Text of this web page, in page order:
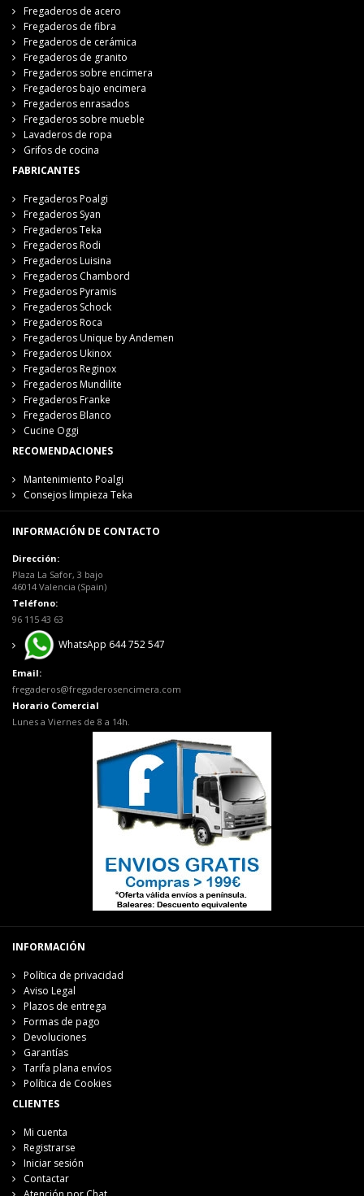
Fregaderos de acero
Fregaderos de fibra
Fregaderos de cerámica
Fregaderos de granito
Fregaderos sobre encimera
Fregaderos bajo encimera
Fregaderos enrasados
Fregaderos sobre mueble
Lavaderos de ropa
Grifos de cocina
FABRICANTES
Fregaderos Poalgi
Fregaderos Syan
Fregaderos Teka
Fregaderos Rodi
Fregaderos Luisina
Fregaderos Chambord
Fregaderos Pyramis
Fregaderos Schock
Fregaderos Roca
Fregaderos Unique by Andemen
Fregaderos Ukinox
Fregaderos Reginox
Fregaderos Mundilite
Fregaderos Franke
Fregaderos Blanco
Cucine Oggi
RECOMENDACIONES
Mantenimiento Poalgi
Consejos limpieza Teka
INFORMACIÓN DE CONTACTO
Dirección:
Plaza La Safor, 3 bajo
46014 Valencia (Spain)
Teléfono:
96 115 43 63
WhatsApp 644 752 547
Email:
fregaderos@fregaderosencimera.com
Horario Comercial
Lunes a Viernes de 8 a 14h.
INFORMACIÓN
Política de privacidad
Aviso Legal
Plazos de entrega
Formas de pago
Devoluciones
Garantías
Tarifa plana envíos
Política de Cookies
CLIENTES
Mi cuenta
Registrarse
Iniciar sesión
Contactar